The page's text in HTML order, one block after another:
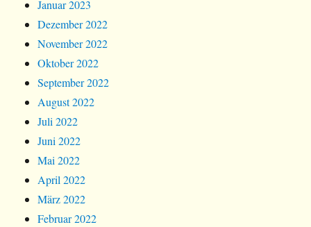
Januar 2023
Dezember 2022
November 2022
Oktober 2022
September 2022
August 2022
Juli 2022
Juni 2022
Mai 2022
April 2022
März 2022
Februar 2022